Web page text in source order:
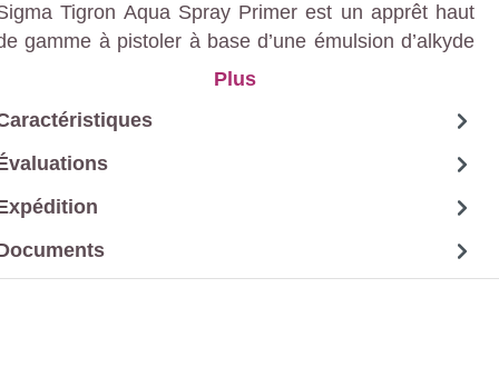
Tigron Aqua Spray Primer est un apprêt haut
gamme à pistoler à base d’une émulsion d’alkyde
en phase aqueuse.Plus